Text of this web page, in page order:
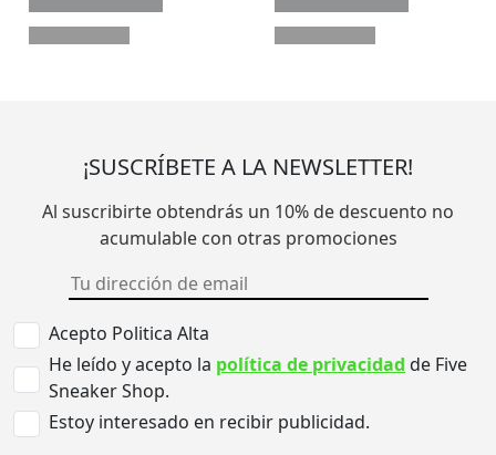
¡SUSCRÍBETE A LA NEWSLETTER!
Al suscribirte obtendrás un 10% de descuento no
acumulable con otras promociones
Acepto Politica Alta
He leído y acepto la política de privacidad de Five
Sneaker Shop.
Estoy interesado en recibir publicidad.